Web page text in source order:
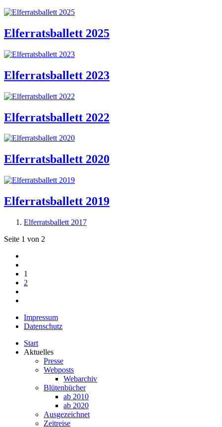
Elferratsballett 2025
Elferratsballett 2023
Elferratsballett 2022
Elferratsballett 2020
Elferratsballett 2019
Elferratsballett 2017
Seite 1 von 2
1
2
Impressum
Datenschutz
Start
Aktuelles
Presse
Webposts
Webarchiv
Blütenbücher
ab 2010
ab 2020
Ausgezeichnet
Zeitreise